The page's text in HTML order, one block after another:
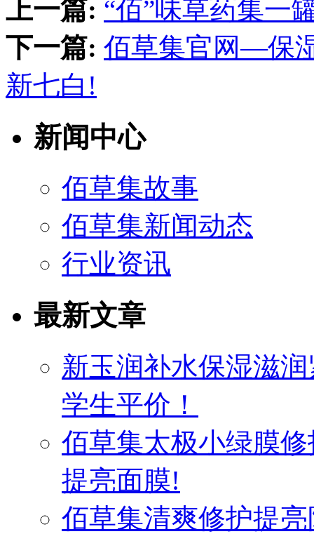
上一篇: “佰”味草药集一
下一篇: 佰草集官网—保
新七白!
新闻中心
佰草集故事
佰草集新闻动态
行业资讯
最新文章
新玉润补水保湿滋
学生平价！
佰草集太极小绿膜
提亮面膜!
佰草集清爽修护提